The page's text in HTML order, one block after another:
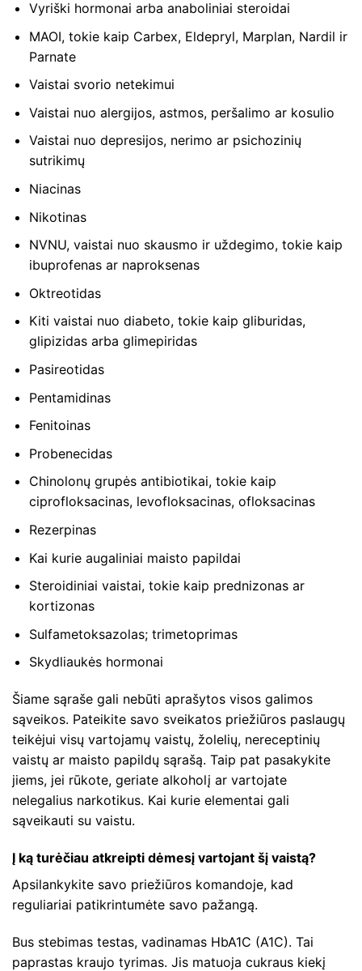
Vyriški hormonai arba anaboliniai steroidai
MAOI, tokie kaip Carbex, Eldepryl, Marplan, Nardil ir
Parnate
Vaistai svorio netekimui
Vaistai nuo alergijos, astmos, peršalimo ar kosulio
Vaistai nuo depresijos, nerimo ar psichozinių
sutrikimų
Niacinas
Nikotinas
NVNU, vaistai nuo skausmo ir uždegimo, tokie kaip
ibuprofenas ar naproksenas
Oktreotidas
Kiti vaistai nuo diabeto, tokie kaip gliburidas,
glipizidas arba glimepiridas
Pasireotidas
Pentamidinas
Fenitoinas
Probenecidas
Chinolonų grupės antibiotikai, tokie kaip
ciprofloksacinas, levofloksacinas, ofloksacinas
Rezerpinas
Kai kurie augaliniai maisto papildai
Steroidiniai vaistai, tokie kaip prednizonas ar
kortizonas
Sulfametoksazolas; trimetoprimas
Skydliaukės hormonai
Šiame sąraše gali nebūti aprašytos visos galimos
sąveikos. Pateikite savo sveikatos priežiūros paslaugų
teikėjui visų vartojamų vaistų, žolelių, nereceptinių
vaistų ar maisto papildų sąrašą. Taip pat pasakykite
jiems, jei rūkote, geriate alkoholį ar vartojate
nelegalius narkotikus. Kai kurie elementai gali
sąveikauti su vaistu.
Į ką turėčiau atkreipti dėmesį vartojant šį vaistą?
Apsilankykite savo priežiūros komandoje, kad
reguliariai patikrintumėte savo pažangą.
Bus stebimas testas, vadinamas HbA1C (A1C). Tai
paprastas kraujo tyrimas. Jis matuoja cukraus kiekį